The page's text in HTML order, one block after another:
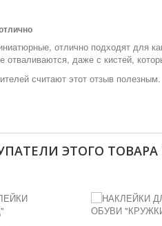
отлично подходят для
отваливаются, даже с кистей,
считают этот отзыв полезным.
ЭТОГО